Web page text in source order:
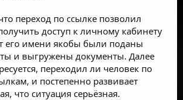
переход по ссылке позволил
доступ к личному кабинету
его имени якобы были поданы
и выгружены документы. Далее
переходил ли человек по
и постепенно развивает
что ситуация серьёзная.